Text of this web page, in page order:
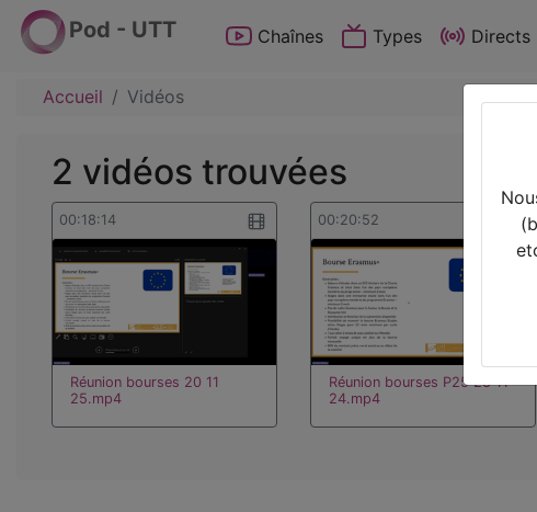
Pod - UTT Chaînes Types Directs
Accueil Vidéos
2 vidéos trouvées
00:18:14
Réunion bourses 20 11
25.mp4
00:20:52
Réunion bourses P25 28 11
24.mp4